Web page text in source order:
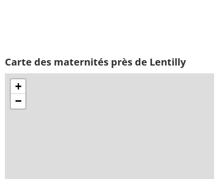
Carte des maternités près de Lentilly
+
−